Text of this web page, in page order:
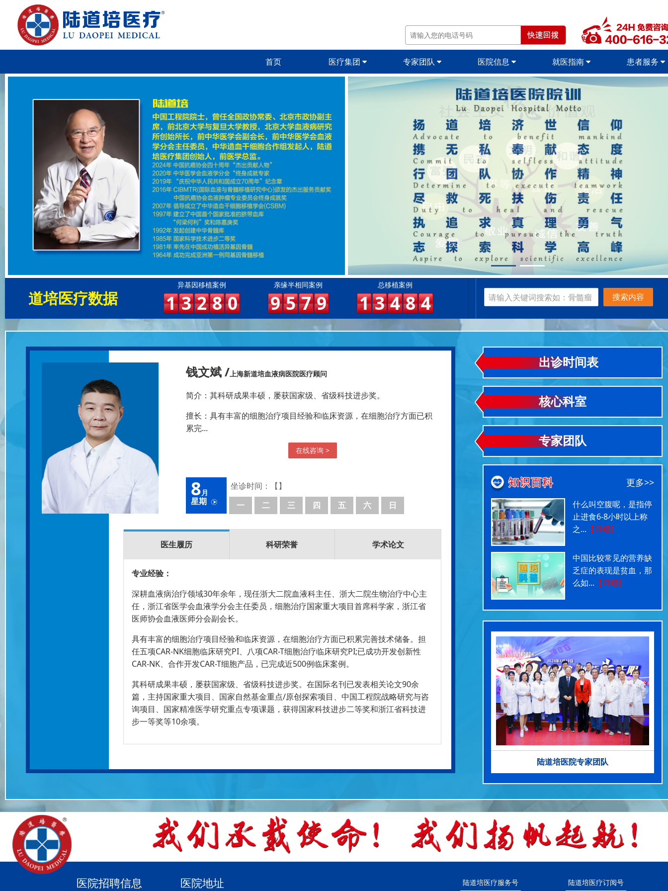
首页 医疗集团 专家团队 医院信息 就医指南 患者服务
道培医疗数据
异基因移植案例
1 3 2 8 0
亲缘半相同案例
9 5 7 9
总移植案例
1 3 4 8 4 搜索内容
钱文斌 /上海新道培血液病医院医疗顾问
简介： 其科研成果丰硕，屡获国家级、省级科技进步奖。
擅长： 具有丰富的细胞治疗项目经验和临床资源，在细胞治疗方面已积
累完...
在线咨询 >
8月
星期 一 二 三 四 五 六 日
坐诊时间：【】
医生履历 科研荣誉 学术论文
专业经验：
深耕血液病治疗领域30年余年，现任浙大二院血液科主任、浙大二院生物治疗中心主
任，浙江省医学会血液学分会主任委员，细胞治疗国家重大项目首席科学家 ， 浙江省
医师协会血液医师分会副会长。
具有丰富的细胞治疗项目经验和临床资源，在细胞治疗方面已积累完善技术储备。担
任五项CAR-NK细胞临床研究PI、八项CAR-T细胞治疗临床研究PI;已成功开发创新性
CAR-NK、合作开发CAR-T细胞产品，已完成近500例临床案例。
其科研成果丰硕，屡获国家级、省级科技进步奖。在国际名刊已发表相关论文90余
篇，主持国家重大项目、国家自然基金重点/原创探索项目、中国工程院战略研究与咨
询项目、国家精准医学研究重点专项课题，获得国家科技进步二等奖和浙江省科技进
步一等奖等10余项。
出诊时间表
核心科室
专家团队
更多>>
什么叫空腹呢，是指停
止进食6-8小时以上称
之... 【详细】
中国比较常见的营养缺
乏症的表现是贫血，那
么如... 【详细】
陆道培医院专家团队
医院招聘信息 医院地址 陆道培医疗服务号 陆道培医疗订阅号